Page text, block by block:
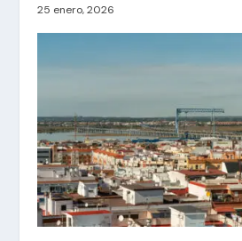
25 enero, 2026